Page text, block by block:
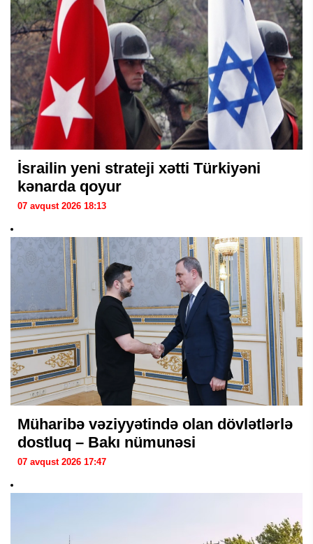
İsrailin yeni strateji xətti Türkiyəni
kənarda qoyur
07 avqust 2026 18:13
Müharibə vəziyyətində olan dövlətlərlə
dostluq – Bakı nümunəsi
07 avqust 2026 17:47